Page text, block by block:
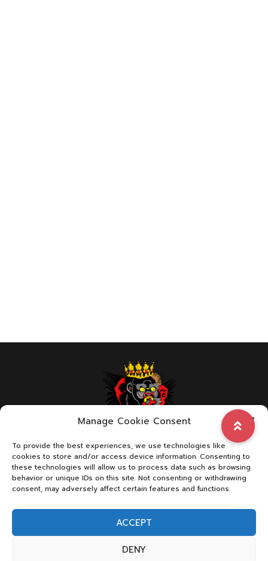
Manage Cookie Consent
To provide the best experiences, we use technologies like
cookies to store and/or access device information. Consenting to
these technologies will allow us to process data such as browsing
behavior or unique IDs on this site. Not consenting or withdrawing
consent, may adversely affect certain features and functions.
ACCEPT
DENY
ABOUT US
We are a page with dedication in combat sports
FistfightDrama@gmail.com
advertising/promote your websites